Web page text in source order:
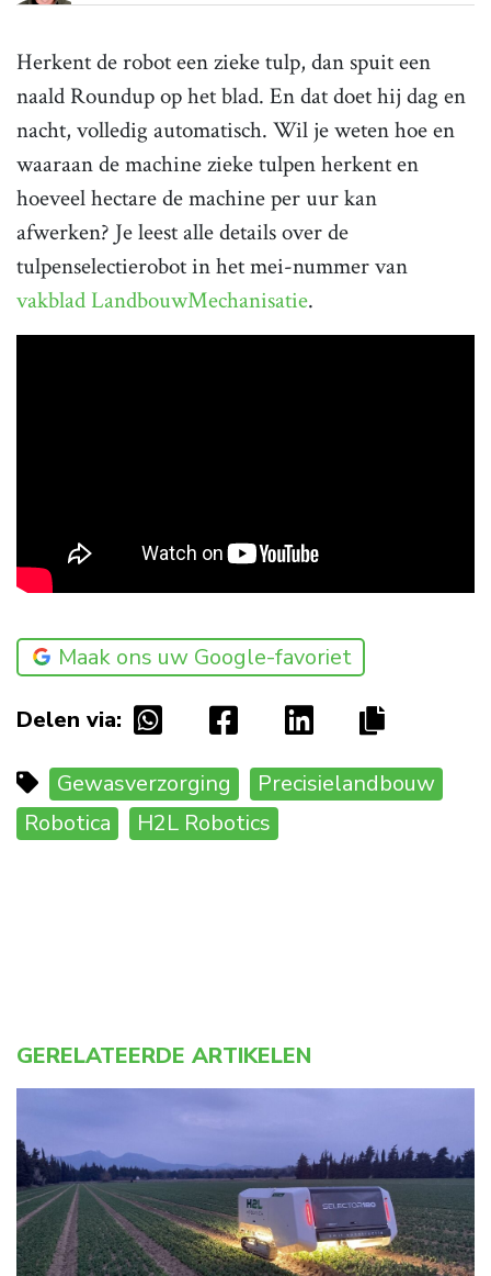
Herkent de robot een zieke tulp, dan spuit een
naald Roundup op het blad. En dat doet hij dag en
nacht, volledig automatisch. Wil je weten hoe en
waaraan de machine zieke tulpen herkent en
hoeveel hectare de machine per uur kan
afwerken? Je leest alle details over de
tulpenselectierobot in het mei-nummer van
vakblad LandbouwMechanisatie.
Maak ons uw Google-favoriet
Delen via:
Gewasverzorging
Precisielandbouw
Robotica
H2L Robotics
GERELATEERDE ARTIKELEN